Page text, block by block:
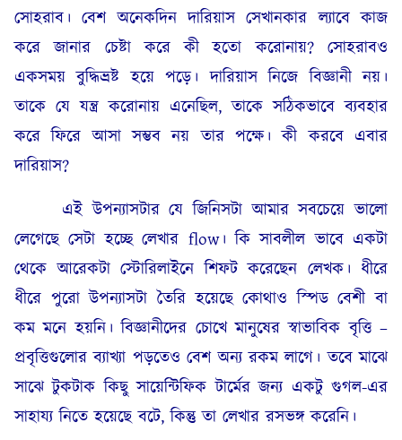
সোহরাব। বেশ অনেকদিন দারিয়াস সেখানকার ল্যাবে কাজ
করে জানার চেষ্টা করে কী হতো করোনায়? সোহরাবও
একসময় বুদ্ধিভ্রষ্ট হয়ে পড়ে। দারিয়াস নিজে বিজ্ঞানী নয়।
তাকে যে যন্ত্র করোনায় এনেছিল, তাকে সঠিকভাবে ব্যবহার
করে ফিরে আসা সম্ভব নয় তার পক্ষে। কী করবে এবার
দারিয়াস?
এই উপন্যাসটার যে জিনিসটা আমার সবচেয়ে ভালো
লেগেছে সেটা হচ্ছে লেখার flow। কি সাবলীল ভাবে একটা
থেকে আরেকটা স্টোরিলাইনে শিফট করেছেন লেখক। ধীরে
ধীরে পুরো উপন্যাসটা তৈরি হয়েছে কোথাও স্পিড বেশী বা
কম মনে হয়নি। বিজ্ঞানীদের চোখে মানুষের স্বাভাবিক বৃত্তি –
প্রবৃত্তিগুলোর ব্যাখ্যা পড়তেও বেশ অন্য রকম লাগে। তবে মাঝে
সাঝে টুকটাক কিছু সায়েন্টিফিক টার্মের জন্য একটু গুগল-এর
সাহায্য নিতে হয়েছে বটে, কিন্তু তা লেখার রসভঙ্গ করেনি।